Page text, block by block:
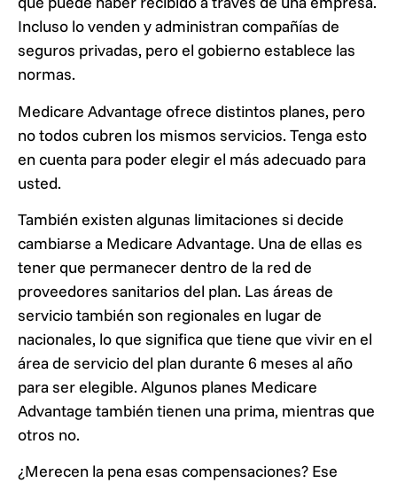
Incluso lo venden y administran compañías de
seguros privadas, pero el gobierno establece las
normas.
Medicare Advantage ofrece distintos planes, pero
no todos cubren los mismos servicios. Tenga esto
en cuenta para poder elegir el más adecuado para
usted.
También existen algunas limitaciones si decide
cambiarse a Medicare Advantage. Una de ellas es
tener que permanecer dentro de la red de
proveedores sanitarios del plan. Las áreas de
servicio también son regionales en lugar de
nacionales, lo que significa que tiene que vivir en el
área de servicio del plan durante 6 meses al año
para ser elegible. Algunos planes Medicare
Advantage también tienen una prima, mientras que
otros no.
¿Merecen la pena esas compensaciones? Ese